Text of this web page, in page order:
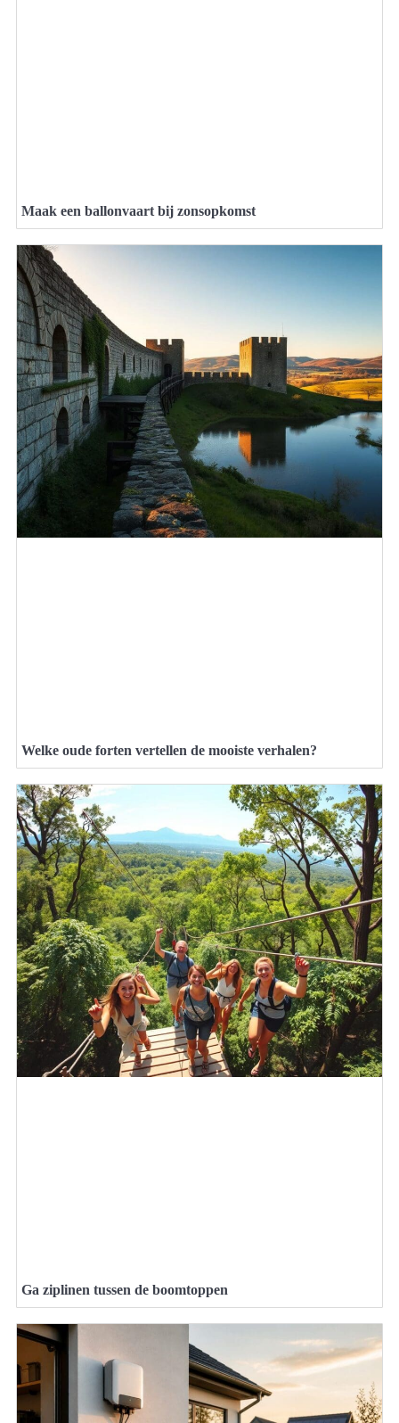
Maak een ballonvaart bij zonsopkomst
Welke oude forten vertellen de mooiste verhalen?
Ga ziplinen tussen de boomtoppen